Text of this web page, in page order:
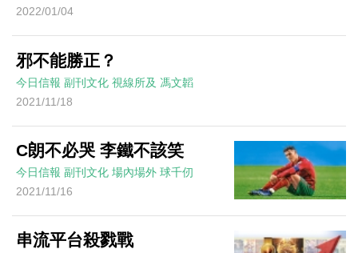
2022/01/04
邪不能勝正？
今日信報 副刊文化 視線所及 馮文韜
2021/11/18
C朗不必哭 李鐵不該笑
今日信報 副刊文化 場內場外 球千仞
2021/11/16
串流平台殺戮戰